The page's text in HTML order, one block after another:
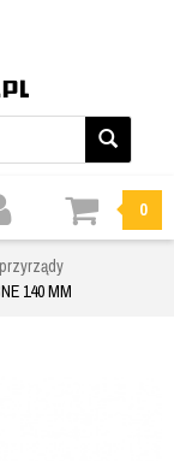
0
140 MM